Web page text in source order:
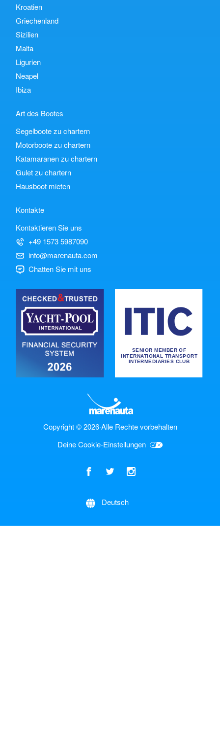
Kroatien
Griechenland
Sizilien
Malta
Ligurien
Neapel
Ibiza
Art des Bootes
Segelboote zu chartern
Motorboote zu chartern
Katamaranen zu chartern
Gulet zu chartern
Hausboot mieten
Kontakte
Kontaktieren Sie uns
+49 1573 5987090
info@marenauta.com
Chatten Sie mit uns
Copyright © 2026·Alle Rechte vorbehalten
Deine Cookie-Einstellungen
Deutsch